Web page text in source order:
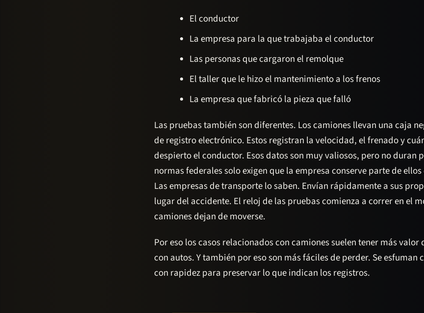
El conductor
La empresa para la que trabajaba el conductor
Las personas que cargaron el remolque
El taller que le hizo el mantenimiento a los frenos
La empresa que fabricó la pieza que falló
Las pruebas también son diferentes. Los camiones llevan una caja
de registro electrónico. Estos registran la velocidad, el frenado y
despierto el conductor. Esos datos son muy valiosos, pero no duran
normas federales solo exigen que la empresa conserve parte de
Las empresas de transporte lo saben. Envían rápidamente a sus
lugar del accidente. El reloj de las pruebas comienza a correr en el
camiones dejan de moverse.
Por eso los casos relacionados con camiones suelen tener más
con autos. Y también por eso son más fáciles de perder. Se esfuman
con rapidez para preservar lo que indican los registros.